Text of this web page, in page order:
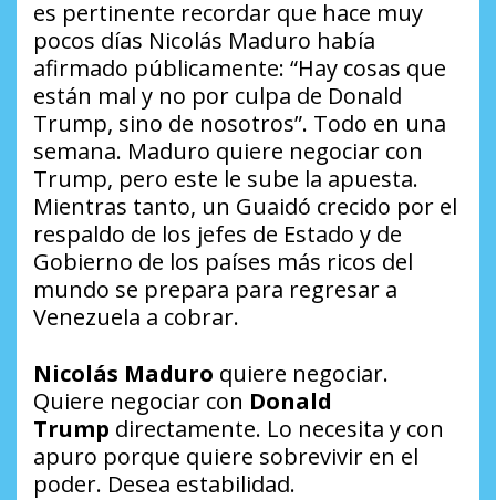
es pertinente recordar que hace muy
pocos días Nicolás Maduro había
afirmado públicamente: “Hay cosas que
están mal y no por culpa de Donald
Trump, sino de nosotros”. Todo en una
semana. Maduro quiere negociar con
Trump, pero este le sube la apuesta.
Mientras tanto, un Guaidó crecido por el
respaldo de los jefes de Estado y de
Gobierno de los países más ricos del
mundo se prepara para regresar a
Venezuela a cobrar.
Nicolás Maduro quiere negociar.
Quiere negociar con Donald
Trump directamente. Lo necesita y con
apuro porque quiere sobrevivir en el
poder. Desea estabilidad.